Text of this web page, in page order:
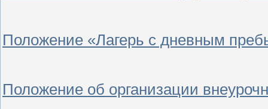
Положение «Лагерь с дневным
Положение об организации